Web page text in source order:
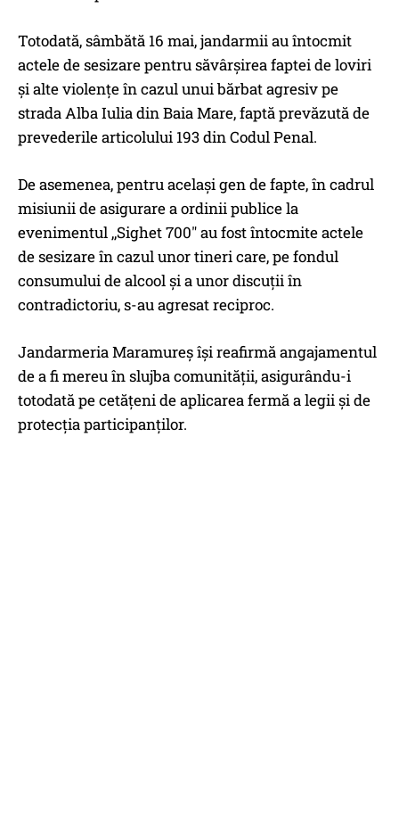
Totodată, sâmbătă 16 mai, jandarmii au întocmit
actele de sesizare pentru săvârșirea faptei de loviri
și alte violențe în cazul unui bărbat agresiv pe
strada Alba Iulia din Baia Mare, faptă prevăzută de
prevederile articolului 193 din Codul Penal.
De asemenea, pentru același gen de fapte, în cadrul
misiunii de asigurare a ordinii publice la
evenimentul ,,Sighet 700″ au fost întocmite actele
de sesizare în cazul unor tineri care, pe fondul
consumului de alcool și a unor discuții în
contradictoriu, s-au agresat reciproc.
Jandarmeria Maramureș își reafirmă angajamentul
de a fi mereu în slujba comunității, asigurându-i
totodată pe cetățeni de aplicarea fermă a legii și de
protecția participanților.